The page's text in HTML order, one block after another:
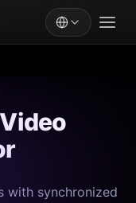
with synchronized